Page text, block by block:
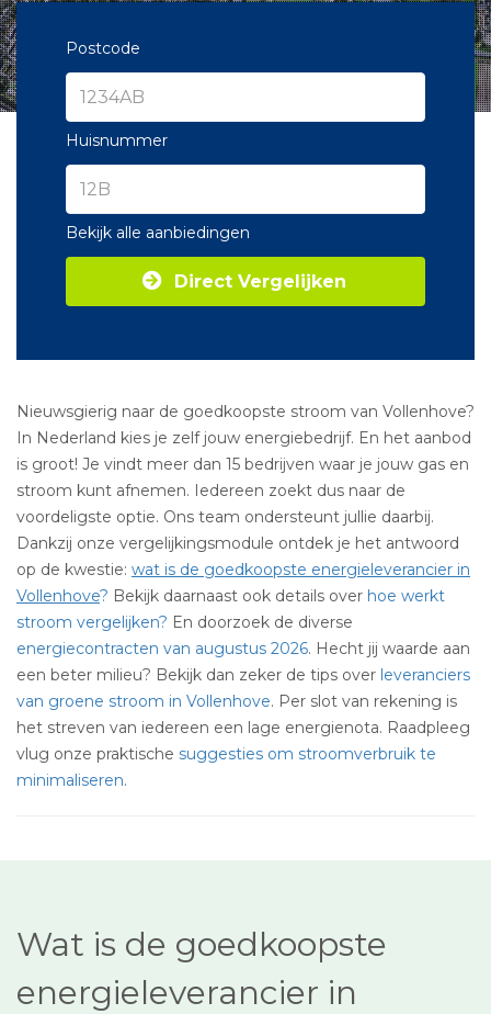
Postcode
Huisnummer
Bekijk alle aanbiedingen
Direct Vergelijken
Nieuwsgierig naar de goedkoopste stroom van Vollenhove?
In Nederland kies je zelf jouw energiebedrijf. En het aanbod
is groot! Je vindt meer dan 15 bedrijven waar je jouw gas en
stroom kunt afnemen. Iedereen zoekt dus naar de
voordeligste optie. Ons team ondersteunt jullie daarbij.
Dankzij onze vergelijkingsmodule ontdek je het antwoord
op de kwestie: wat is de goedkoopste energieleverancier in
Vollenhove? Bekijk daarnaast ook details over hoe werkt
stroom vergelijken? En doorzoek de diverse
energiecontracten van augustus 2026. Hecht jij waarde aan
een beter milieu? Bekijk dan zeker de tips over leveranciers
van groene stroom in Vollenhove. Per slot van rekening is
het streven van iedereen een lage energienota. Raadpleeg
vlug onze praktische suggesties om stroomverbruik te
minimaliseren.
Wat is de goedkoopste
energieleverancier in